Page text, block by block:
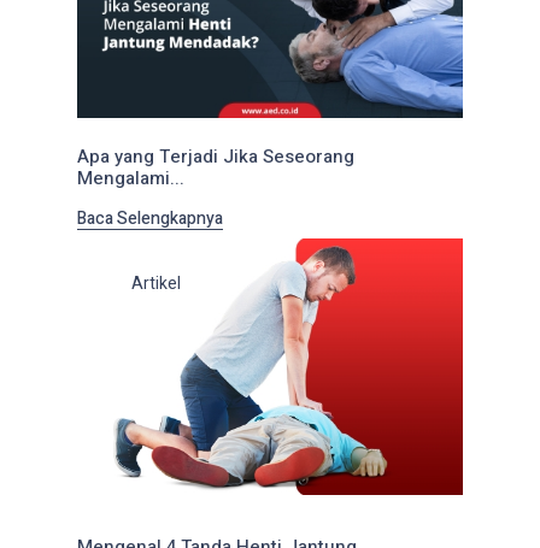
Apa yang Terjadi Jika Seseorang
Mengalami...
Baca Selengkapnya
Artikel